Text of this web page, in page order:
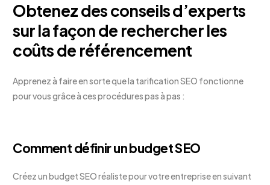
Obtenez des conseils d’experts
sur la façon de rechercher les
coûts de référencement
Apprenez à faire en sorte que la tarification SEO fonctionne
pour vous grâce à ces procédures pas à pas :
Comment définir un budget SEO
Créez un budget SEO réaliste pour votre entreprise en suivant